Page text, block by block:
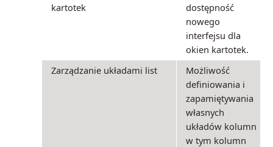
kartotek
dostępność
nowego
interfejsu dla
okien kartotek.
Zarządzanie układami list
Możliwość
definiowania i
zapamiętywania
własnych
układów kolumn
w tym kolumn